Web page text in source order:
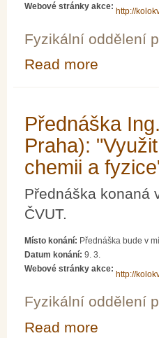
Webové stránky akce:
http://
Fyzikální oddělení
Read more
Přednáška
Praha):
chemii a
Přednáška konaná
ČVUT.
Místo konání: Přednáška bude v
Datum konání: 9. 3.
Webové stránky akce:
http://
Fyzikální oddělení
Read more